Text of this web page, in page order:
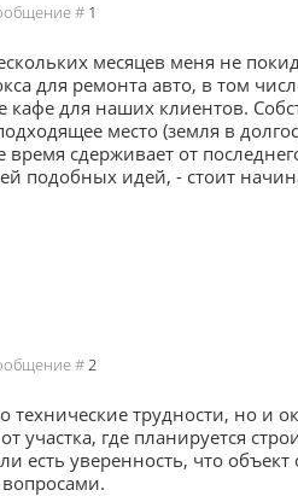
# 1
месяцев меня не
для ремонта авто, в том
для наших клиентов.
место (земля в
время сдерживает от
подобных идей, - стоит
#2
технические трудности, но и
участка, где планируется
есть уверенность, что объект